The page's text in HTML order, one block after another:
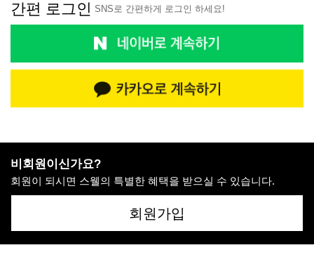
간편 로그인 SNS로 간편하게 로그인 하세요!
비회원이신가요?
회원이 되시면 스웰의 특별한 혜택을 받으실 수 있습니다.
회원가입